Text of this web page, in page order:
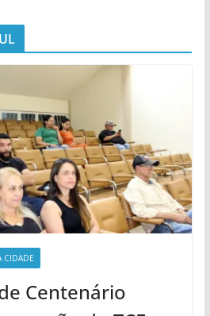
CIDADE
Centenário